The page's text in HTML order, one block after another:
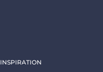
INSPIRATION